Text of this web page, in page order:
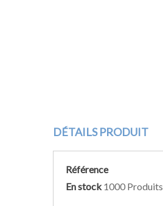
DÉTAILS PRODUIT
Référence
En stock 1000 Produits